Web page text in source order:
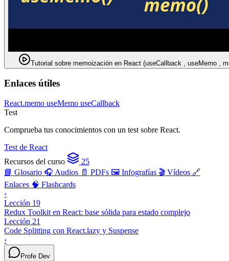
Tutorial sobre memoización en React (useCallback , useMemo ,
Enlaces útiles
React.memo useMemo useCallback
Test
Comprueba tus conocimientos con un test sobre React.
Test de React
Recursos del curso
25
📘 Glosario 🎧 Audios 📄 PDFs 🖼️ Infografías 🎬 Vídeos 🔗
Enlaces 🧠 Flashcards
‹
Lección 19
Redux Toolkit en React: base sólida para estado complejo
Lección 21
Code Splitting con React.lazy y Suspense
›
Profe Dev